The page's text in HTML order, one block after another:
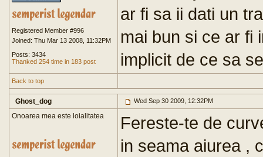
Registered Member #996
Joined: Thu Mar 13 2008, 11:32PM
Posts: 3434
Thanked 254 time in 183 post
ar fi sa ii dati un
mai bun si ce ar fi
implicit de ce sa
Back to top
Ghost_dog Wed Sep 30 2009, 12:32PM
Onoarea mea este loialitatea
Fereste-te de
in seama aiurea ,